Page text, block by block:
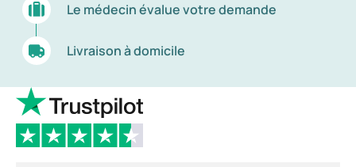
Le médecin évalue votre demande
Livraison à domicile